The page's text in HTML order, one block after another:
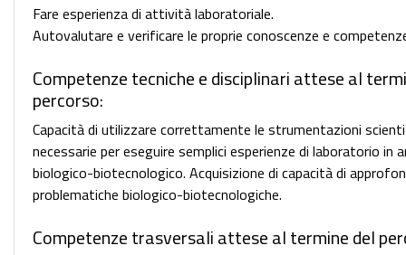
Fare esperienza di attività laboratoriale.
Autovalutare e verificare le proprie conoscenze e
Competenze tecniche e disciplinari attese al
percorso:
Capacità di utilizzare correttamente le strumentazioni
necessarie per eseguire semplici esperienze di laboratorio in
biologico-biotecnologico. Acquisizione di capacità di
problematiche biologico-biotecnologiche.
Competenze trasversali attese al termine del